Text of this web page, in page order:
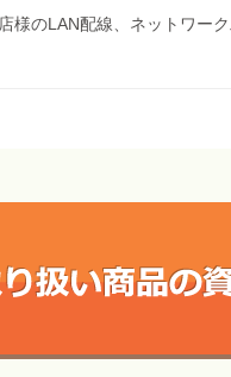
様のLAN配線、ネットワー